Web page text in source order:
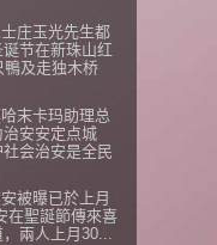
庄玉光先生都
节在新珠山红
鴨及走独木桥
末卡玛助理总
安安定点城
会治安是全民
被曝已於上月
在聖誕節傳來喜
兩人上月30...